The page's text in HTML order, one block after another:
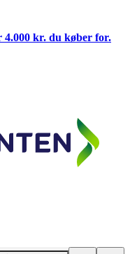
kr. du køber for.